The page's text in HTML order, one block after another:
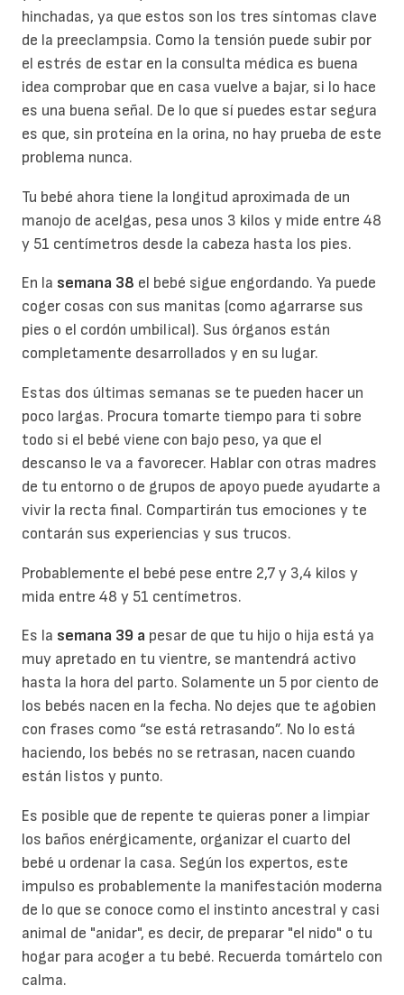
hinchadas, ya que estos son los tres síntomas clave
de la preeclampsia. Como la tensión puede subir por
el estrés de estar en la consulta médica es buena
idea comprobar que en casa vuelve a bajar, si lo hace
es una buena señal. De lo que sí puedes estar segura
es que, sin proteína en la orina, no hay prueba de este
problema nunca.
Tu bebé ahora tiene la longitud aproximada de un
manojo de acelgas, pesa unos 3 kilos y mide entre 48
y 51 centímetros desde la cabeza hasta los pies.
En la semana 38 el bebé sigue engordando. Ya puede
coger cosas con sus manitas (como agarrarse sus
pies o el cordón umbilical). Sus órganos están
completamente desarrollados y en su lugar.
Estas dos últimas semanas se te pueden hacer un
poco largas. Procura tomarte tiempo para ti sobre
todo si el bebé viene con bajo peso, ya que el
descanso le va a favorecer. Hablar con otras madres
de tu entorno o de grupos de apoyo puede ayudarte a
vivir la recta final. Compartirán tus emociones y te
contarán sus experiencias y sus trucos.
Probablemente el bebé pese entre 2,7 y 3,4 kilos y
mida entre 48 y 51 centímetros.
Es la semana 39 a pesar de que tu hijo o hija está ya
muy apretado en tu vientre, se mantendrá activo
hasta la hora del parto. Solamente un 5 por ciento de
los bebés nacen en la fecha. No dejes que te agobien
con frases como “se está retrasando”. No lo está
haciendo, los bebés no se retrasan, nacen cuando
están listos y punto.
Es posible que de repente te quieras poner a limpiar
los baños enérgicamente, organizar el cuarto del
bebé u ordenar la casa. Según los expertos, este
impulso es probablemente la manifestación moderna
de lo que se conoce como el instinto ancestral y casi
animal de "anidar", es decir, de preparar "el nido" o tu
hogar para acoger a tu bebé. Recuerda tomártelo con
calma.